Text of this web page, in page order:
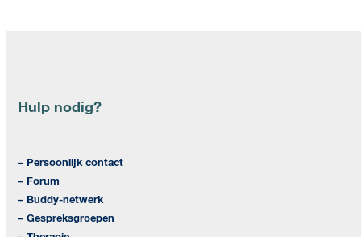
Hulp nodig?
– Persoonlijk contact
– Forum
– Buddy-netwerk
– Gespreksgroepen